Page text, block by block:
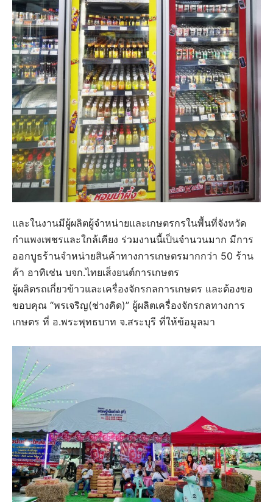
และในงานมีผู้ผลิตผู้จำหน่ายและเกษตรกรในพื้นที่จังหวัด
กำแพงเพชรและใกล้เคียง ร่วมงานนี้เป็นจำนวนมาก มีการ
ออกบูธร้านจำหน่ายสินค้าทางการเกษตรมากกว่า 50 ร้าน
ค้า อาทิเช่น บจก.ไทยเส็งยนต์การเกษตร
ผู้ผลิตรถเกี่ยวข้าวและเครื่องจักรกลการเกษตร และต้องขอ
ขอบคุณ “พรเจริญ(ช่างคิด)” ผู้ผลิตเครื่องจักรกลทางการ
เกษตร ที่ อ.พระพุทธบาท จ.สระบุรี ที่ให้ข้อมูลมา